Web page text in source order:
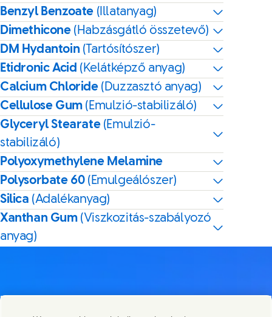
Benzyl Benzoate (Illatanyag)
Dimethicone (Habzásgátló összetevő)
DM Hydantoin (Tartósítószer)
Etidronic Acid (Kelátképző anyag)
Calcium Chloride (Duzzasztó anyag)
Cellulose Gum (Emulzió-stabilizáló)
Glyceryl Stearate (Emulzió-
stabilizáló)
Polyoxymethylene Melamine
Polysorbate 60 (Emulgeálószer)
Silica (Adalékanyag)
Xanthan Gum (Viszkozitás-szabályozó
anyag)